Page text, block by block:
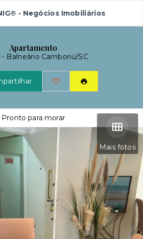
- Negócios Imobiliários
Apartamento
- Balneário Camboriú/SC
Mais fotos
Pronto para morar